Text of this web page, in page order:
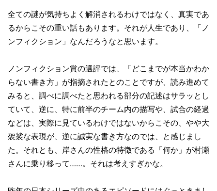
全ての謎が気持ちよく解消されるわけではなく、真実であ
るからこその重い話もあります。それが人生であり、「ノ
ンフィクション」なんだろうなと思います。
ノンフィクション賞の選評では、「どこまでが本当かわか
らない書き方」が指摘されたとのことですが、読み進めて
みると、調べに調べたと思われる部分の記述はサラッとし
ていて、逆に、特に前半のチーム内の描写や、試合の経過
などは、実際に見ているわけではないからこその、やや大
袈裟な表現が、逆に誠実な書き方なのでは、と感じまし
た。それとも、岸さんの性格の特徴である「何か」が村瀬
さんに乗り移って……。それは考えすぎかな。